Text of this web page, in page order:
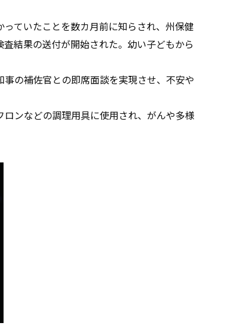
ていたことを数カ月前に知らされ、州保健
結果の送付が開始された。幼い子どもから
の補佐官との即席面談を実現させ、不安や
ンなどの調理用具に使用され、がんや多様